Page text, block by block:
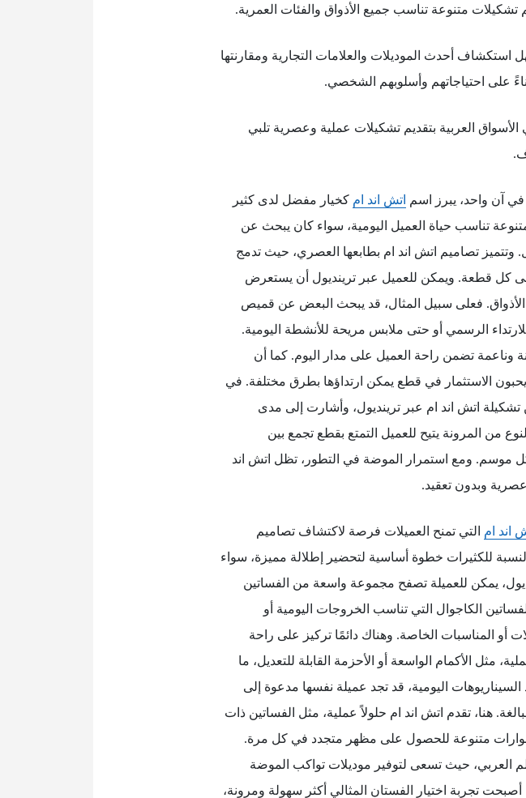
تشكيلات متنوعة تناسب جميع الأذواق والفئات العمرية.
أحدث الموديلات والعلامات التجارية ومقارنتها
على احتياجاتهم وأسلوبهم الشخصي.
العربية بتقديم تشكيلات عملية وعصرية تلبي
في آن واحد، يبرز اسم اتش اند ام كخيار مفضل لدى كثير
تناسب حياة العميل اليومية، سواء كان يبحث عن
وتتميز تصاميم اتش اند ام بطابعها العصري، حيث تدمج
كل قطعة. ويمكن للعميل عبر ترينديول أن يستعرض
الأذواق. فعلى سبيل المثال، قد يبحث البعض عن قميص
الرسمي أو حتى ملابس مريحة للأنشطة اليومية.
وناعمة تضمن راحة العميل على مدار اليوم. كما أن
يحبون الاستثمار في قطع يمكن ارتداؤها بطرق مختلفة. في
تشكيلة اتش اند ام عبر ترينديول، وأشارت إلى مدى
من المرونة يتيح للعميل التمتع بقطع تجمع بين
كل موسم. ومع استمرار الموضة في التطور، تظل اتش اند
وبدون تعقيد.
اند ام التي تمنح العميلات فرصة لاكتشاف تصاميم
للكثيرات خطوة أساسية لتحضير إطلالة مميزة، سواء
يمكن للعميلة تصفح مجموعة واسعة من الفساتين
الكاجوال التي تناسب الخروجات اليومية أو
أو المناسبات الخاصة. وهناك دائمًا تركيز على راحة
مثل الأكمام الواسعة أو الأحزمة القابلة للتعديل، ما
اليومية، قد تجد عميلة نفسها مدعوة إلى
هنا، تقدم اتش اند ام حلولاً عملية، مثل الفساتين ذات
متنوعة للحصول على مظهر متجدد في كل مرة.
العربي، حيث تسعى لتوفير موديلات تواكب الموضة
تجربة اختيار الفستان المثالي أكثر سهولة ومرونة،